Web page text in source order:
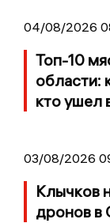
04/08/2026
Топ-10
области:
кто ушел
03/08/2026
Клычков
дронов в